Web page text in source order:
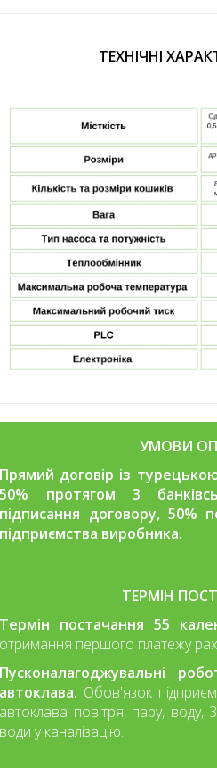
ТЕХНІЧНІ
УМОВИ
Прямий договір із
50% протягом 3
підписання договору, 50%
підприємства виробника.
ТЕРМІН
Термін постачання 55
отримання першого платежу
Пусконалагоджувальні
автоклава. Обов'язок
автоклава повітря, пару, воду,
води у каналізацію.